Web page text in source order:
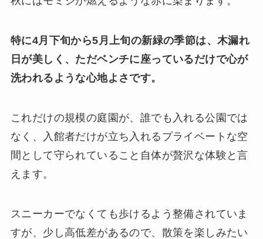
特に4月下旬から5月上旬の新緑の季節は、木漏れ
日が美しく、ただベンチに座っているだけで心が
洗われるような心地よさです。
これだけの規模の庭園が、誰でも入れる公園では
なく、入館者だけが立ち入れるプライベートな空
間として守られていること自体が贅沢な体験と言
えます。
スニーカーでなくても歩けるよう整備されていま
すが、少し高低差があるので、散策を楽しみたい